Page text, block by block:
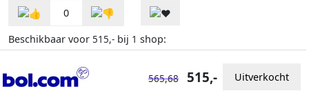
0
Beschikbaar voor 515,- bij 1 shop:
565,68 515,- Uitverkocht